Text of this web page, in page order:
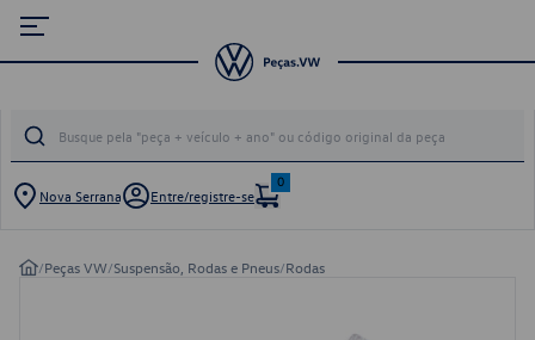
Nova Serrana Entre/registre-se
0
/Peças VW/Suspensão, Rodas e Pneus/Rodas